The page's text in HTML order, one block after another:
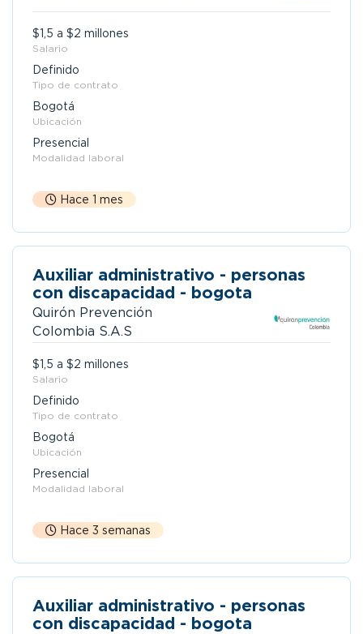
$1,5 a $2 millones
Salario
Definido
Tipo de contrato
Bogotá
Ubicación
Presencial
Modalidad laboral
Hace 1 mes
Auxiliar administrativo - personas
con discapacidad - bogota
Quirón Prevención
Colombia S.A.S
$1,5 a $2 millones
Salario
Definido
Tipo de contrato
Bogotá
Ubicación
Presencial
Modalidad laboral
Hace 3 semanas
Auxiliar administrativo - personas
con discapacidad - bogota